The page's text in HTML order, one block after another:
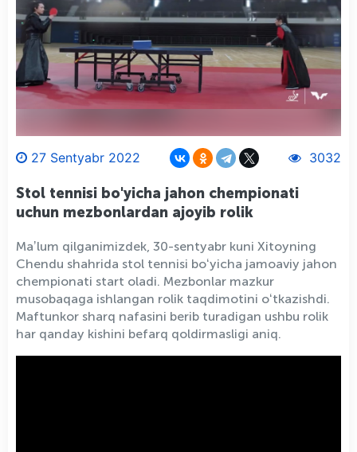
27 Sentyabr 2022 3032
Stol tennisi bo'yicha jahon chempionati
uchun mezbonlardan ajoyib rolik
Maʼlum qilganimizdek, 30-sentyabr kuni Xitoyning
Chendu shahrida stol tennisi boʻyicha jamoaviy jahon
chempionati start oladi. Mezbonlar mazkur
musobaqaga ishlangan rolik taqdimotini oʻtkazishdi.
Maftunkor sharq nafasini berib turadigan ushbu rolik
har qanday kishini befarq qoldirmasligi aniq.